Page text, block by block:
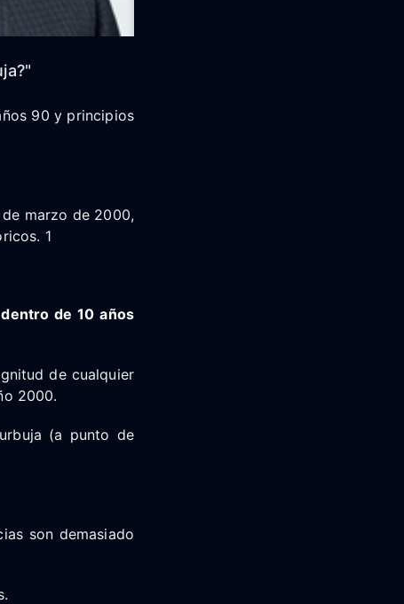
90 y principios
marzo de 2000,
1
de 10 años
de cualquier
2000.
(a punto de
son demasiado